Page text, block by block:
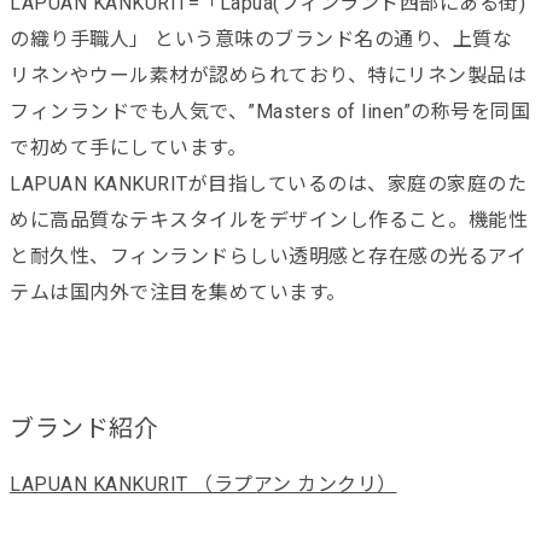
の織り手職人」 という意味のブランド名の通り、上質な
リネンやウール素材が認められており、特にリネン製品は
フィンランドでも人気で、”Masters of linen”の称号を同国
で初めて手にしています。
LAPUAN KANKURITが目指しているのは、家庭の家庭のた
めに高品質なテキスタイルをデザインし作ること。機能性
と耐久性、フィンランドらしい透明感と存在感の光るアイ
テムは国内外で注目を集めています。
ブランド紹介
LAPUAN KANKURIT （ラプアン カンクリ）